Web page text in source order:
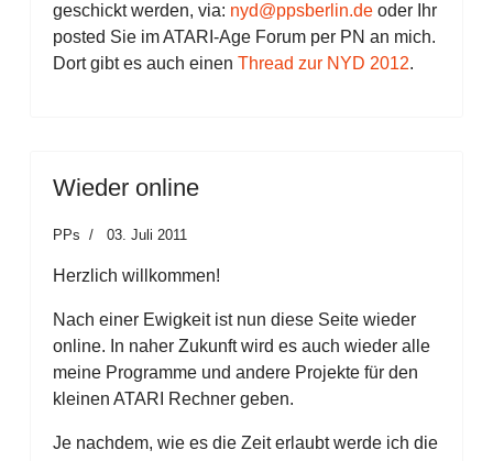
geschickt werden, via: nyd@ppsberlin.de oder Ihr
posted Sie im ATARI-Age Forum per PN an mich.
Dort gibt es auch einen Thread zur NYD 2012.
Wieder online
PPs 03. Juli 2011
Herzlich willkommen!
Nach einer Ewigkeit ist nun diese Seite wieder
online. In naher Zukunft wird es auch wieder alle
meine Programme und andere Projekte für den
kleinen ATARI Rechner geben.
Je nachdem, wie es die Zeit erlaubt werde ich die